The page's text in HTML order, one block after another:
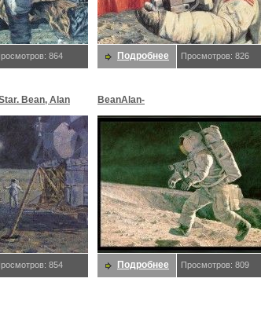
864 Подробнее Просмотров: 826
Bean, Alan
854
BeanAlan-
FastTimesOnTheOceanOfStorms-sj.
Подробнее Просмотров: 809